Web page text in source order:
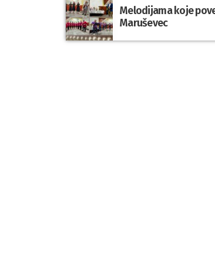
Melodijama koje
Maruševec